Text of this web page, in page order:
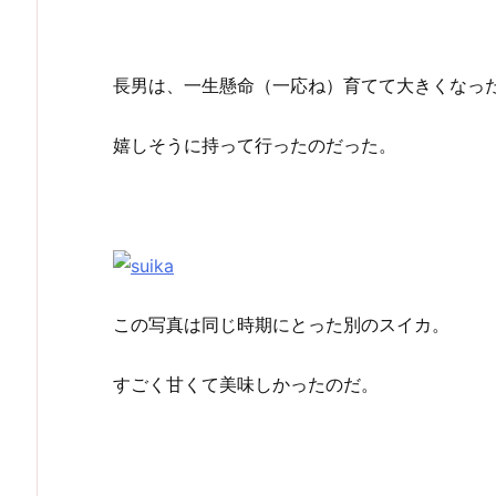
長男は、一生懸命（一応ね）育てて大きくなっ
嬉しそうに持って行ったのだった。
この写真は同じ時期にとった別のスイカ。
すごく甘くて美味しかったのだ。